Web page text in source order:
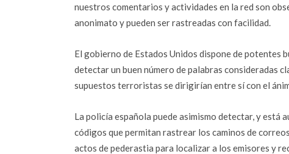
nuestros comentarios y actividades en la red son
anonimato y pueden ser rastreadas con facilidad.
El gobierno de Estados Unidos dispone de potentes
detectar un buen número de palabras consideradas
supuestos terroristas se dirigirían entre sí con el
La policía española puede asimismo detectar, y está
códigos que permitan rastrear los caminos de
actos de pederastia para localizar a los emisores y